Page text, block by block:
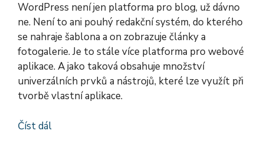
WordPress není jen platforma pro blog, už dávno
ne. Není to ani pouhý redakční systém, do kterého
se nahraje šablona a on zobrazuje články a
fotogalerie. Je to stále více platforma pro webové
aplikace. A jako taková obsahuje množství
univerzálních prvků a nástrojů, které lze využít při
tvorbě vlastní aplikace.
Číst dál